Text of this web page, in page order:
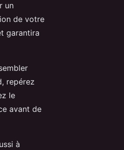
un
de votre
garantira
repérez
le
avant de
à